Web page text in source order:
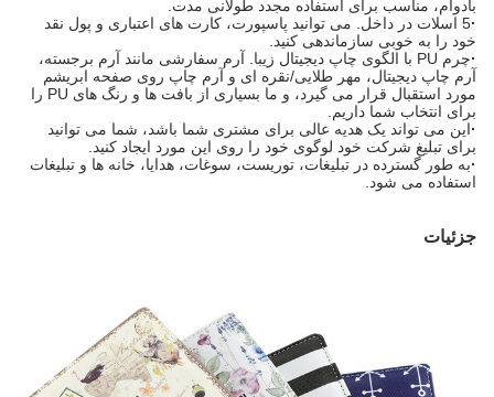
بادوام، مناسب برای استفاده مجدد طولانی مدت.
5 اسلات در داخل. می توانید پاسپورت، کارت های اعتباری و پول نقد
خود را به خوبی سازماندهی کنید.
چرم PU با الگوی چاپ دیجیتال زیبا. آرم سفارشی مانند آرم برجسته،
آرم چاپ دیجیتال، مهر طلایی/نقره ای و آرم چاپ روی صفحه ابریشم
مورد استقبال قرار می گیرد، و ما بسیاری از بافت ها و رنگ های PU را
برای انتخاب شما داریم.
این می تواند یک هدیه عالی برای مشتری شما باشد، شما می توانید
برای تبلیغ شرکت خود لوگوی خود را روی این مورد ایجاد کنید.
به طور گسترده در تبلیغات، توریست، سوغات، هدایا، خانه ها و تبلیغات
استفاده می شود.
جزئیات